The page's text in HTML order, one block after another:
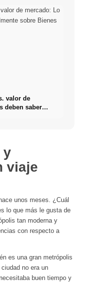
valor de
deben saber
y
viaje
unos meses. ¿Cuál
lo que más le gusta de
tan moderna y
con respecto a
es una gran metrópolis
no era un
buen tiempo y